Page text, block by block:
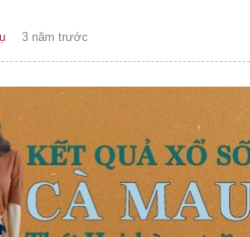
3 năm trước